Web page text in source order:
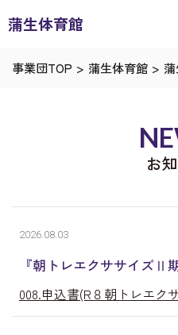
蒲生体育館
事業団TOP > 蒲生体育館 >
お
2026.08.03
『朝トレエクササイズⅡ
008.申込書(R８朝トレエク